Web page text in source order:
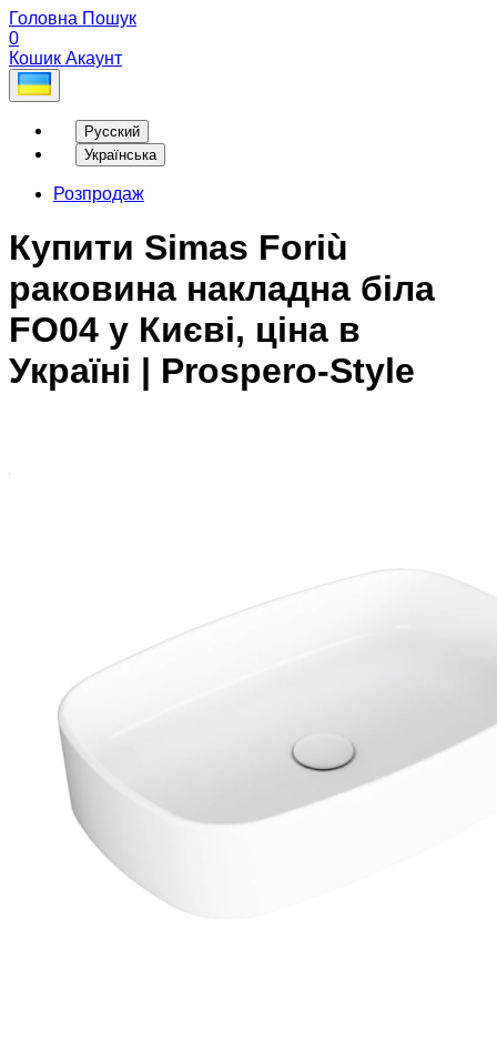
Головна Пошук
0
Кошик Акаунт
Русский
Українська
Розпродаж
Купити Simas Foriù
раковина накладна біла
FO04 у Києві, ціна в
Україні | Prospero-Style